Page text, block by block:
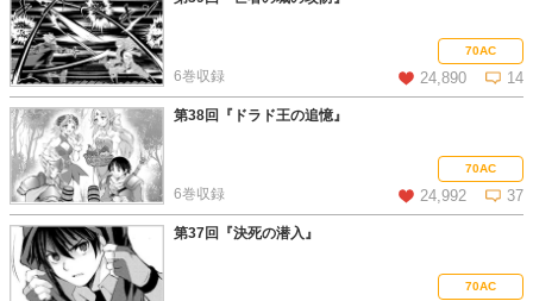
この話を読む コメントを見る70AC
24,890 14
6巻収録
この話を読む コメントを見る
第38回『ドラド王の追憶』
70AC
24,992 37
6巻収録
この話を読む コメントを見る
第37回『決死の潜入』
70AC